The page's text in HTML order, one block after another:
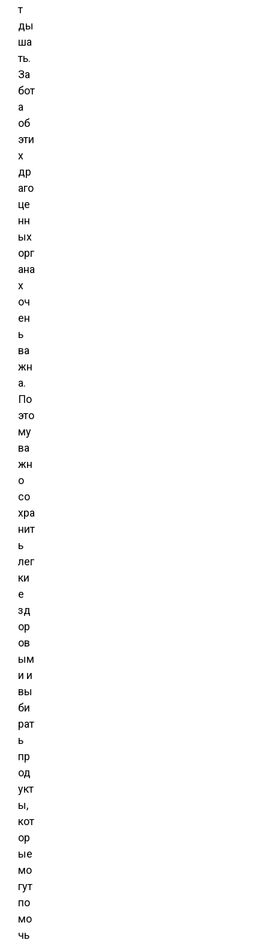
т
ды
ша
ть.
За
бот
а
об
эти
х
др
аго
це
нн
ых
орг
ана
х
оч
ен
ь
ва
жн
а.
По
это
му
ва
жн
о
со
хра
нит
ь
лег
ки
е
зд
ор
ов
ым
и и
вы
би
рат
ь
пр
од
укт
ы,
кот
ор
ые
мо
гут
по
мо
чь